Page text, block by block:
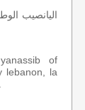
of
lebanon, la